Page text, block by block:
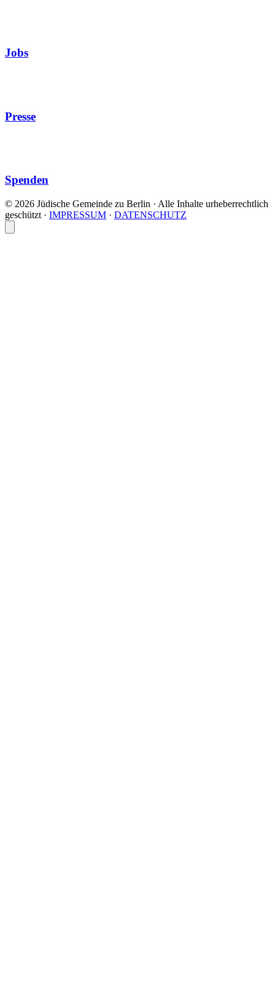
Jobs
Presse
Spenden
© 2026 Jüdische Gemeinde zu Berlin · Alle Inhalte urheberrechtlich
geschützt · IMPRESSUM · DATENSCHUTZ